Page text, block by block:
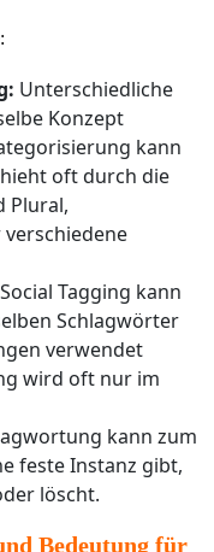
Unterschiedliche
Konzept
kann
oft durch die
Plural,
Social Tagging kann
Schlagwörter
verwendet
wird oft nur im
kann zum
feste Instanz gibt,
löscht.
Bedeutung für